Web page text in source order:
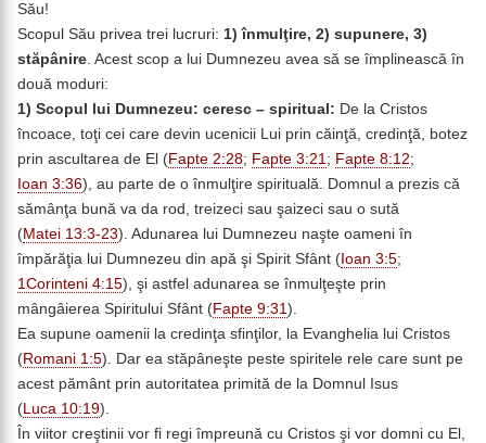
Său!
Scopul Său privea trei lucruri: 1) înmulţire, 2) supunere, 3)
stăpânire. Acest scop a lui Dumnezeu avea să se împlinească în
două moduri:
1) Scopul lui Dumnezeu: ceresc – spiritual: De la Cristos
încoace, toţi cei care devin ucenicii Lui prin căinţă, credinţă, botez
prin ascultarea de El (Fapte 2:28; Fapte 3:21; Fapte 8:12;
Ioan 3:36), au parte de o înmulţire spirituală. Domnul a prezis că
sămânţa bună va da rod, treizeci sau şaizeci sau o sută
(Matei 13:3-23). Adunarea lui Dumnezeu naşte oameni în
împărăţia lui Dumnezeu din apă şi Spirit Sfânt ( Ioan 3:5;
1Corinteni 4:15), şi astfel adunarea se înmulţeşte prin
mângâierea Spiritului Sfânt (Fapte 9:31).
Ea supune oamenii la credinţa sfinţilor, la Evanghelia lui Cristos
(Romani 1:5). Dar ea stăpâneşte peste spiritele rele care sunt pe
acest pământ prin autoritatea primită de la Domnul Isus
(Luca 10:19).
În viitor creştinii vor fi regi împreună cu Cristos şi vor domni cu El,